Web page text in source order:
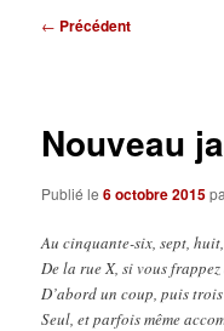
Navigation
← Précédent
Nouveau
Publié le6 octobre 2015
Au cinquante-six, sept,
De la rue X, si vous
D’abord un coup, puis
Seul, et parfois même